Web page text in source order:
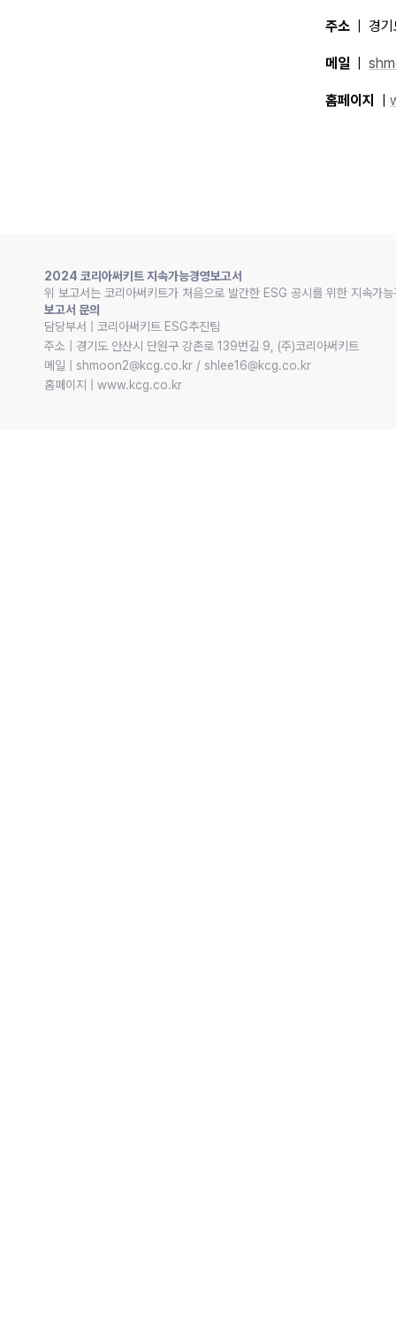
주소 경
메일
홈페이지
2024 코리아써키트 지속가능경영보고서
위 보고서는 코리아써키트가 처음으로 발간한 ESG 공시를 위한 지속가
보고서 문의
담당부서 | 코리아써키트 ESG추진팀
주소 | 경기도 안산시 단원구 강촌로 139번길 9, (주)코리아써키트
메일 | shmoon2@kcg.co.kr / shlee16@kcg.co.kr
홈페이지 | www.kcg.co.kr